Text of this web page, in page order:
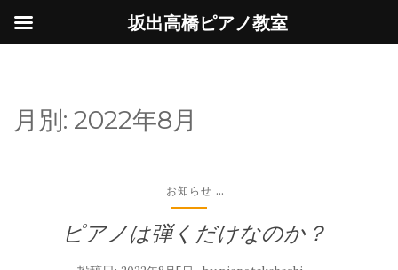
月別: 2022年8月
お知らせ ...
ピアノは弾くだけなのか？
坂出高橋ピアノ教室